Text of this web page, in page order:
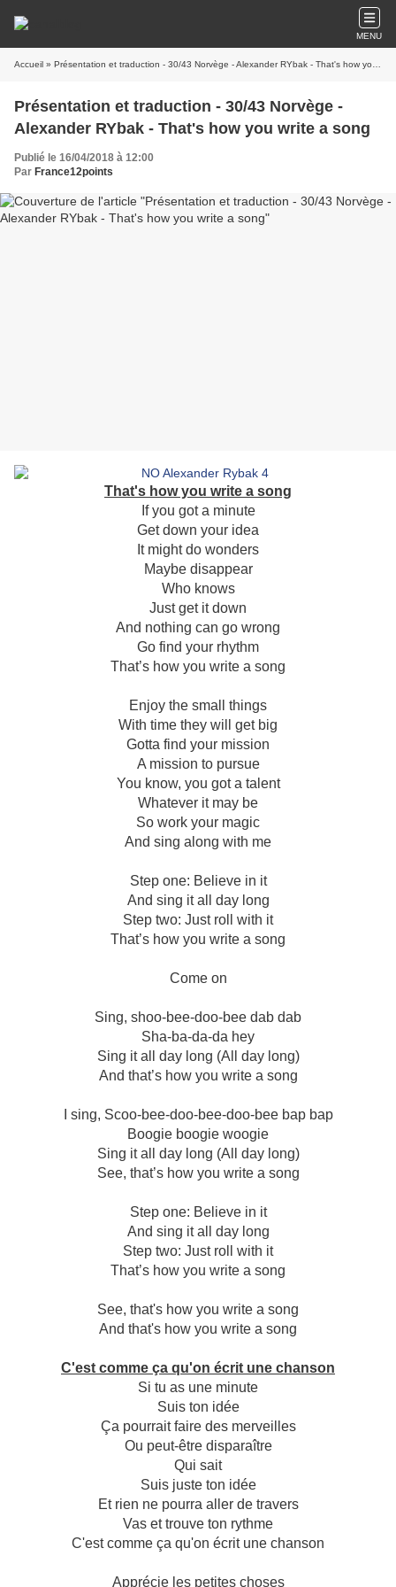
MENU
Accueil » Présentation et traduction - 30/43 Norvège - Alexander RYbak - That's how you write a song
Présentation et traduction - 30/43 Norvège -
Alexander RYbak - That's how you write a song
Publié le 16/04/2018 à 12:00
Par France12points
That's how you write a song
If you got a minute
Get down your idea
It might do wonders
Maybe disappear
Who knows
Just get it down
And nothing can go wrong
Go find your rhythm
That’s how you write a song
Enjoy the small things
With time they will get big
Gotta find your mission
A mission to pursue
You know, you got a talent
Whatever it may be
So work your magic
And sing along with me
Step one: Believe in it
And sing it all day long
Step two: Just roll with it
That’s how you write a song
Come on
Sing, shoo-bee-doo-bee dab dab
Sha-ba-da-da hey
Sing it all day long (All day long)
And that’s how you write a song
I sing, Scoo-bee-doo-bee-doo-bee bap bap
Boogie boogie woogie
Sing it all day long (All day long)
See, that’s how you write a song
Step one: Believe in it
And sing it all day long
Step two: Just roll with it
That’s how you write a song
See, that's how you write a song
And that's how you write a song
C'est comme ça qu'on écrit une chanson
Si tu as une minute
Suis ton idée
Ça pourrait faire des merveilles
Ou peut-être disparaître
Qui sait
Suis juste ton idée
Et rien ne pourra aller de travers
Vas et trouve ton rythme
C'est comme ça qu'on écrit une chanson
Apprécie les petites choses